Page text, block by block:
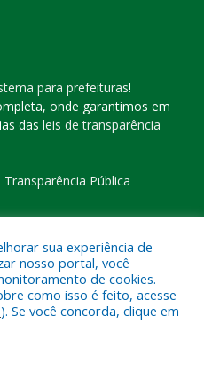
para prefeituras!
onde garantimos em
das leis de transparência
Transparência Pública
Municipal de Eldorado
Webmail
sua experiência de
nosso portal, você
de cookies.
como isso é feito, acesse
). Se você concorda, clique em